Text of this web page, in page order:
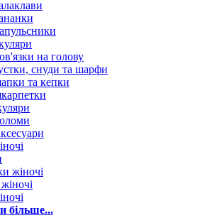
на голову
снуди та шарфи
та кепки
жіночі
більше...